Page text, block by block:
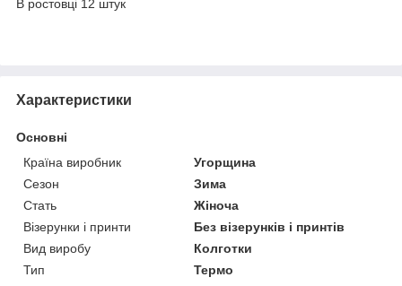
В ростовці 12 штук
Характеристики
Основні
Країна виробник
Угорщина
Сезон
Зима
Стать
Жіноча
Візерунки і принти
Без візерунків і принтів
Вид виробу
Колготки
Тип
Термо